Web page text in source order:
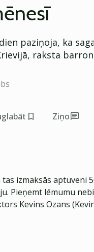
paziņoja, ka
raksta
Ziņo
izmaksās aptuveni
Pieņemt lēmumu
Kevins Ozans